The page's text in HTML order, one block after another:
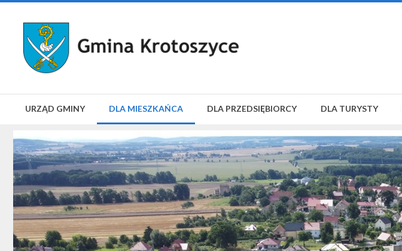
URZĄD GMINY DLA MIESZKAŃCA DLA PRZEDSIĘBIORCY DLA TURYSTY